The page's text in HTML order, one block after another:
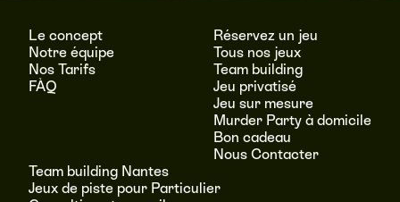
Le concept
Notre équipe
Nos Tarifs
FÀQ
Réservez un jeu
Tous nos jeux
Team building
Jeu privatisé
Jeu sur mesure
Murder Party à domicile
Bon cadeau
Nous Contacter
Team building Nantes
Jeux de piste pour Particulier